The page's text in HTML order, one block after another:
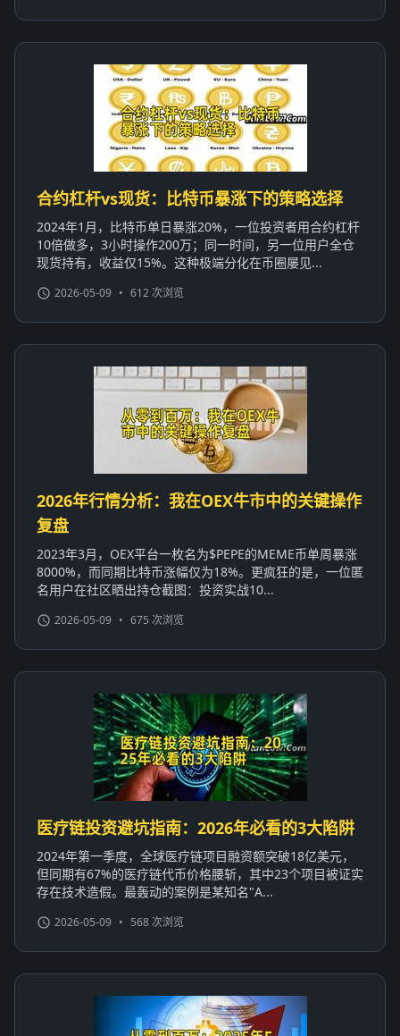
合约杠杆vs现货：比特币暴涨下的策略选择
2024年1月，比特币单日暴涨20%，一位投资者用合约杠杆
10倍做多，3小时操作200万；同一时间，另一位用户全仓
现货持有，收益仅15%。这种极端分化在币圈屡见...
2026-05-09 • 612 次浏览
2026年行情分析：我在OEX牛市中的关键操作
复盘
2023年3月，OEX平台一枚名为$PEPE的MEME币单周暴涨
8000%，而同期比特币涨幅仅为18%。更疯狂的是，一位匿
名用户在社区晒出持仓截图：投资实战10...
2026-05-09 • 675 次浏览
医疗链投资避坑指南：2026年必看的3大陷阱
2024年第一季度，全球医疗链项目融资额突破18亿美元，
但同期有67%的医疗链代币价格腰斩，其中23个项目被证实
存在技术造假。最轰动的案例是某知名"A...
2026-05-09 • 568 次浏览